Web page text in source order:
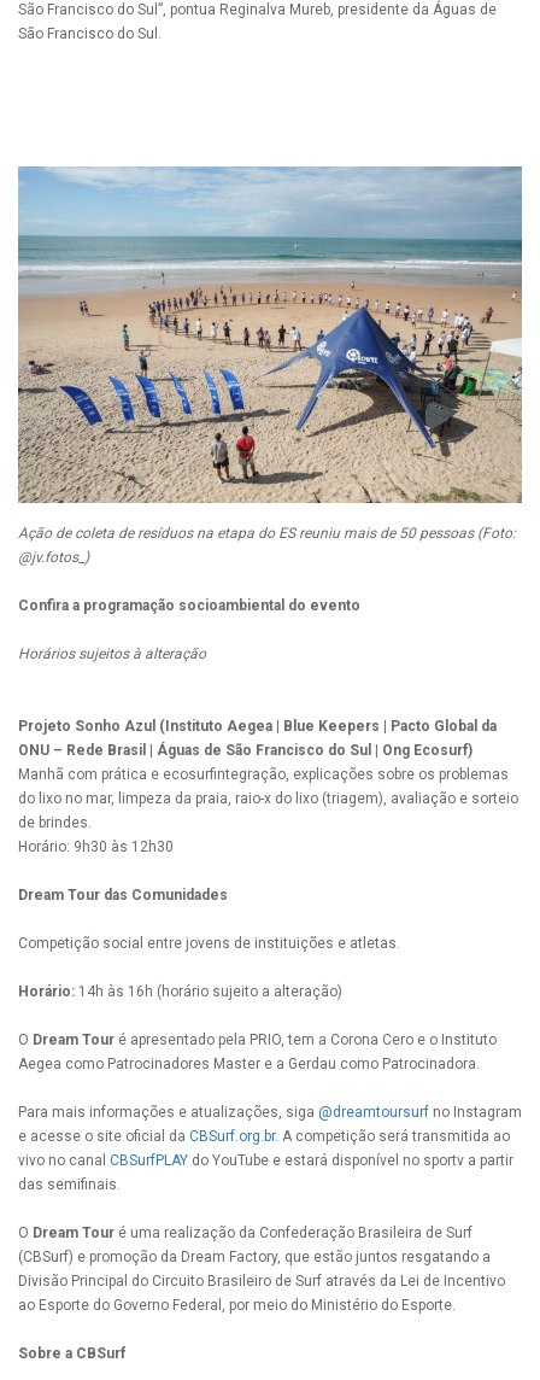
São Francisco do Sul”, pontua Reginalva Mureb, presidente da Águas de
São Francisco do Sul.
Ação de coleta de resíduos na etapa do ES reuniu mais de 50 pessoas (Foto:
@jv.fotos_)
Confira a programação socioambiental do evento
Horários sujeitos à alteração
Projeto Sonho Azul (Instituto Aegea | Blue Keepers | Pacto Global da
ONU – Rede Brasil | Águas de São Francisco do Sul | Ong Ecosurf)
Manhã com prática e ecosurfintegração, explicações sobre os problemas
do lixo no mar, limpeza da praia, raio-x do lixo (triagem), avaliação e sorteio
de brindes.
Horário: 9h30 às 12h30
Dream Tour das Comunidades
Competição social entre jovens de instituições e atletas.
Horário: 14h às 16h (horário sujeito a alteração)
O Dream Tour é apresentado pela PRIO, tem a Corona Cero e o Instituto
Aegea como Patrocinadores Master e a Gerdau como Patrocinadora.
Para mais informações e atualizações, siga @dreamtoursurf no Instagram
e acesse o site oficial da CBSurf.org.br. A competição será transmitida ao
vivo no canal CBSurfPLAY do YouTube e estará disponível no sportv a partir
das semifinais.
O Dream Tour é uma realização da Confederação Brasileira de Surf
(CBSurf) e promoção da Dream Factory, que estão juntos resgatando a
Divisão Principal do Circuito Brasileiro de Surf através da Lei de Incentivo
ao Esporte do Governo Federal, por meio do Ministério do Esporte.
Sobre a CBSurf